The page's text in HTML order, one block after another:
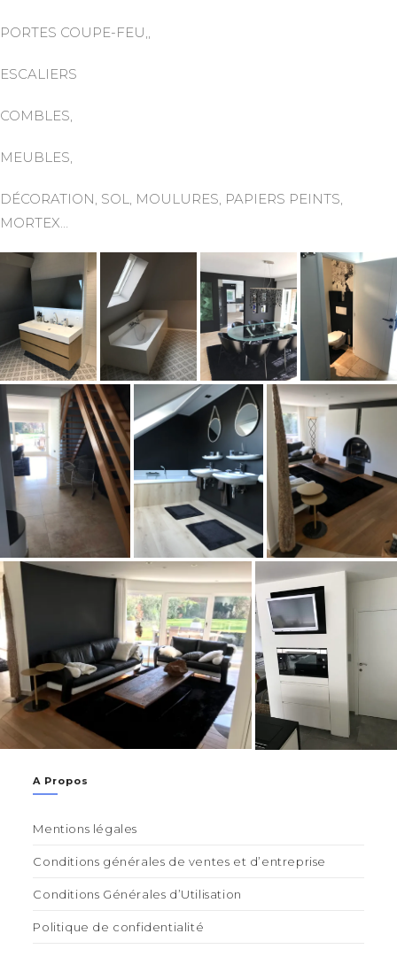
PORTES COUPE-FEU,,
ESCALIERS
COMBLES,
MEUBLES,
DÉCORATION, SOL, MOULURES, PAPIERS PEINTS,
MORTEX…
A Propos
Mentions légales
Conditions générales de ventes et d’entreprise
Conditions Générales d’Utilisation
Politique de confidentialité